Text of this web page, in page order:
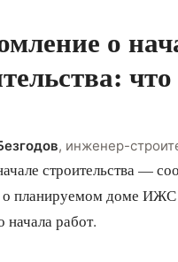
о
что
, инженер-
строительства —
планируемом доме ИЖС
работ.